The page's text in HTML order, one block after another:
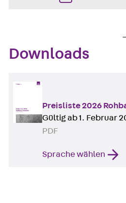
Downloads
Preisliste 2026
Gültig ab 1. Februar
PDF
Sprache wählen